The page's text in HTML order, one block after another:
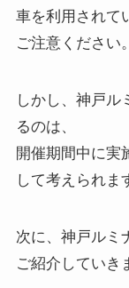
車を利用されて
ご注意ください。
しかし、神戸ル
るのは、
開催期間中に実
して考えられま
次に、神戸ルミ
ご紹介していき